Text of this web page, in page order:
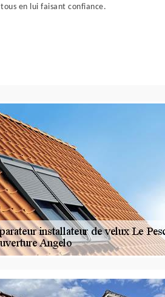
tous en lui faisant confiance.